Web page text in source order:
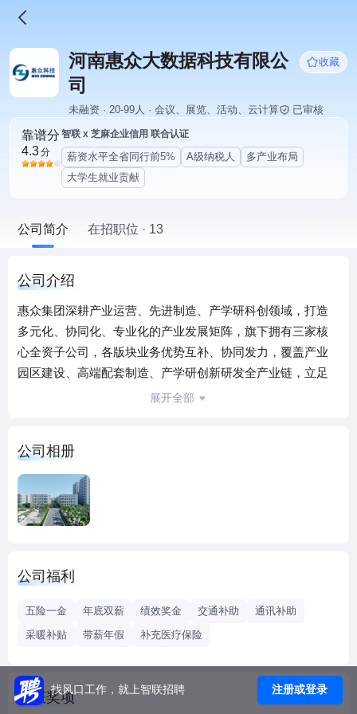
河南惠众大数据科技有限公
司
收藏
未融资 · 20-99人 · 会议、展览、活动、云计算 已审核
靠谱分
4.3分
智联 x 芝麻企业信用 联合认证
薪资水平全省同行前5% A级纳税人
多产业布局
大学生就业贡献
公司简介 在招职位 · 13
公司介绍
惠众集团深耕产业运营、先进制造、产学研科创领域，打造
多元化、协同化、专业化的产业发展矩阵，旗下拥有三家核
心全资子公司，各版块业务优势互补、协同发力，覆盖产业
园区建设、高端配套制造、产学研创新研发全产业链，立足
河南、辐射全国，持续深耕实体经济，助力区域产业升级与
团重点布局产业园区开发建设与运营的核心平台，专注于产
业园区规划、开发、建设、运营管理一体化全流程服务。依
托集团雄厚资源与专业运营团队，聚焦产业集聚、园区配
套、产业招商、园区运维等核心业务，高标准打造现代化、
质升级，是集团产业地产与园区运营版块的核心承载主体。
料制品研发、生产与销售，深耕精密配套加工领域多年，具
力。 作为国内头部知名企业核心配套供应商，长期为格力、
海尔、上汽等大型家电、汽车制造企业，提供专业塑料配套
展开全部
公司相册
公司福利
五险一金 年底双薪 绩效奖金 交通补助
通讯补助
采暖补贴
带薪年假 补充医疗保险
荣获奖项找风口工作，就上智联招聘 注册或登录